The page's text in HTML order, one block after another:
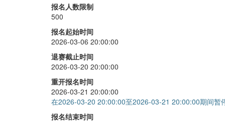
三阶
四阶
五阶
单手
五魔方
金字塔
+ 40
报名人数限制
500
报名起始时间
2026-03-06 20:00:00
退赛截止时间
2026-03-20 20:00:00
重开报名时间
2026-03-21 20:00:00
在2026-03-20 20:00:00至2026-03-21 20:00:00期间暂
报名结束时间